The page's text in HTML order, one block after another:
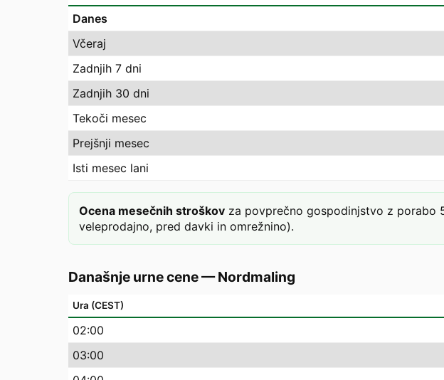
Danes
Včeraj
Zadnjih 7 dni
Zadnjih 30 dni
Tekoči mesec
Prejšnji mesec
Isti mesec lani
Ocena mesečnih stroškov za povprečno gospodinjstvo z porabo
veleprodajno, pred davki in omrežnino).
Današnje urne cene—Nordmaling
Ura (CEST)
02:00
03:00